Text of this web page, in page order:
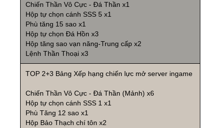
Chiến Thần Vô Cực - Đá Thần x1
Hộp tự chọn cánh SSS 5 x1
Phù tăng 15 sao x1
Hộp tự chọn Đá Hồn x3
Hộp tăng sao vạn năng-Trung cấp x2
Lệnh Thần Thoại x3
TOP 2+3 Bảng Xếp hạng chiến lực mở server ingame
Chiến Thần Vô Cực - Đá Thần (Mảnh) x6
Hộp tự chọn cánh SSS 1 x1
Phù Tăng 12 sao x1
Hộp Bảo Thạch chí tôn x2